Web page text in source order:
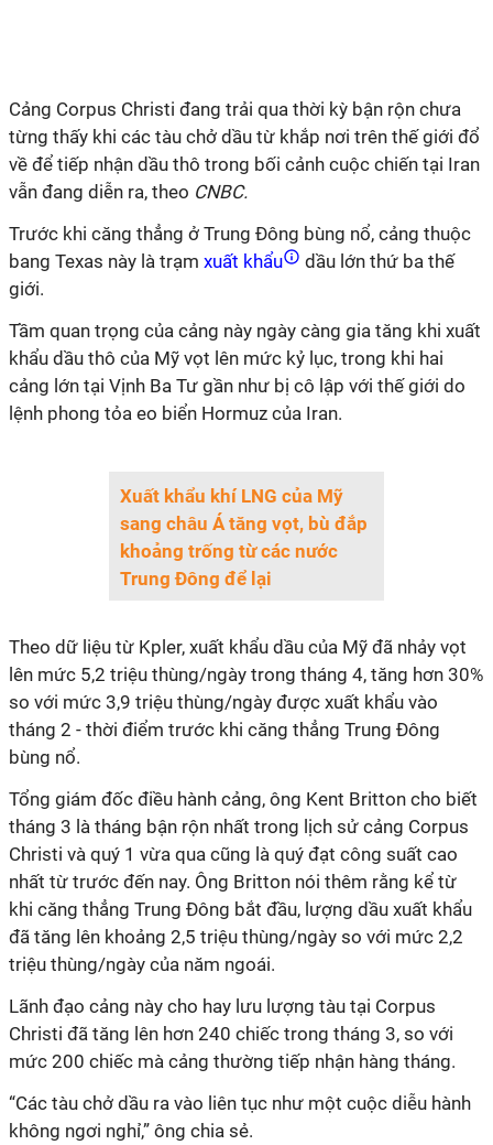
Cảng Corpus Christi đang trải qua thời kỳ bận rộn chưa
từng thấy khi các tàu chở dầu từ khắp nơi trên thế giới đổ
về để tiếp nhận dầu thô trong bối cảnh cuộc chiến tại Iran
vẫn đang diễn ra, theo CNBC.
Trước khi căng thẳng ở Trung Đông bùng nổ, cảng thuộc
bang Texas này là trạm xuất khẩu
dầu lớn thứ ba thế
giới.
Tầm quan trọng của cảng này ngày càng gia tăng khi xuất
khẩu dầu thô của Mỹ vọt lên mức kỷ lục, trong khi hai
cảng lớn tại Vịnh Ba Tư gần như bị cô lập với thế giới do
lệnh phong tỏa eo biển Hormuz của Iran.
Xuất khẩu khí LNG của Mỹ
sang châu Á tăng vọt, bù đắp
khoảng trống từ các nước
Trung Đông để lại
Theo dữ liệu từ Kpler, xuất khẩu dầu của Mỹ đã nhảy vọt
lên mức 5,2 triệu thùng/ngày trong tháng 4, tăng hơn 30%
so với mức 3,9 triệu thùng/ngày được xuất khẩu vào
tháng 2 - thời điểm trước khi căng thẳng Trung Đông
bùng nổ.
Tổng giám đốc điều hành cảng, ông Kent Britton cho biết
tháng 3 là tháng bận rộn nhất trong lịch sử cảng Corpus
Christi và quý 1 vừa qua cũng là quý đạt công suất cao
nhất từ trước đến nay. Ông Britton nói thêm rằng kể từ
khi căng thẳng Trung Đông bắt đầu, lượng dầu xuất khẩu
đã tăng lên khoảng 2,5 triệu thùng/ngày so với mức 2,2
triệu thùng/ngày của năm ngoái.
Lãnh đạo cảng này cho hay lưu lượng tàu tại Corpus
Christi đã tăng lên hơn 240 chiếc trong tháng 3, so với
mức 200 chiếc mà cảng thường tiếp nhận hàng tháng.
“Các tàu chở dầu ra vào liên tục như một cuộc diễu hành
không ngơi nghỉ,” ông chia sẻ.